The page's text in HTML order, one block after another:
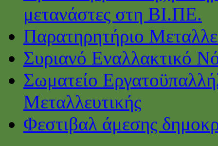
μετανάστες στη ΒΙ.ΠΕ.
Παρατηρητήριο
Συριανό Εναλλακτικό
Σωματείο
Μεταλλευτικής
Φεστιβαλ άμεσης